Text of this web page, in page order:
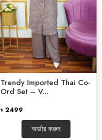
Trendy Imported Thai Co-
Ord Set – V...
৳ 2499
অর্ডার করুন